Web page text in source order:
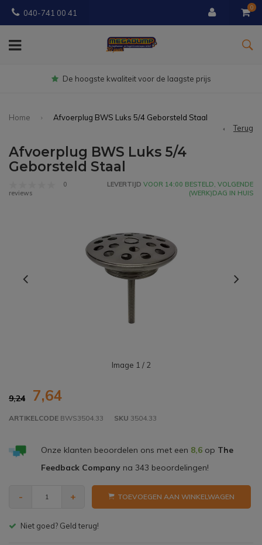
040-741 00 41
0
voor de laagste prijs
Home
Afvoerplug BWS Luks 5/4 Geborsteld Staal
Terug
Afvoerplug BWS Luks 5/4
Geborsteld Staal
0
reviews
LEVERTIJD VOOR 14:00 BESTELD, VOLGENDE
(WERK)DAG IN HUIS
Image 1 / 2
9,24 7,64
ARTIKELCODE BWS3504.33 SKU 3504.33
Onze klanten beoordelen ons met een 8,6op The
Feedback Companyna 343 beoordelingen!
- + TOEVOEGEN AAN WINKELWAGEN